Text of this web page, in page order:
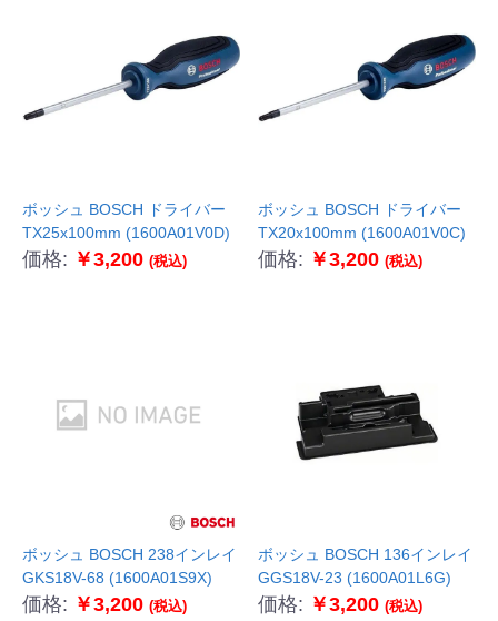
ボッシュ BOSCH ドライバー
TX25x100mm (1600A01V0D)
価格: ￥3,200 (税込)
ボッシュ BOSCH ドライバー
TX20x100mm (1600A01V0C)
価格: ￥3,200 (税込)
ボッシュ BOSCH 238インレイ
GKS18V-68 (1600A01S9X)
価格: ￥3,200 (税込)
ボッシュ BOSCH 136インレイ
GGS18V-23 (1600A01L6G)
価格: ￥3,200 (税込)